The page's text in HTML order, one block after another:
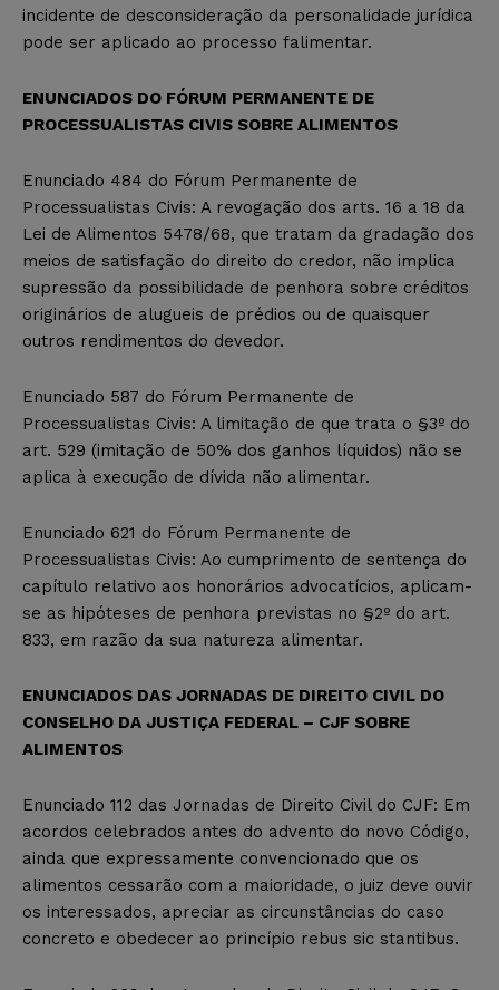
incidente de desconsideração da personalidade jurídica
pode ser aplicado ao processo falimentar.
ENUNCIADOS DO FÓRUM PERMANENTE DE
PROCESSUALISTAS CIVIS SOBRE ALIMENTOS
Enunciado 484 do Fórum Permanente de
Processualistas Civis: A revogação dos arts. 16 a 18 da
Lei de Alimentos 5478/68, que tratam da gradação dos
meios de satisfação do direito do credor, não implica
supressão da possibilidade de penhora sobre créditos
originários de alugueis de prédios ou de quaisquer
outros rendimentos do devedor.
Enunciado 587 do Fórum Permanente de
Processualistas Civis: A limitação de que trata o §3º do
art. 529 (imitação de 50% dos ganhos líquidos) não se
aplica à execução de dívida não alimentar.
Enunciado 621 do Fórum Permanente de
Processualistas Civis: Ao cumprimento de sentença do
capítulo relativo aos honorários advocatícios, aplicam-
se as hipóteses de penhora previstas no §2º do art.
833, em razão da sua natureza alimentar.
ENUNCIADOS DAS JORNADAS DE DIREITO CIVIL DO
CONSELHO DA JUSTIÇA FEDERAL – CJF SOBRE
ALIMENTOS
Enunciado 112 das Jornadas de Direito Civil do CJF: Em
acordos celebrados antes do advento do novo Código,
ainda que expressamente convencionado que os
alimentos cessarão com a maioridade, o juiz deve ouvir
os interessados, apreciar as circunstâncias do caso
concreto e obedecer ao princípio rebus sic stantibus.